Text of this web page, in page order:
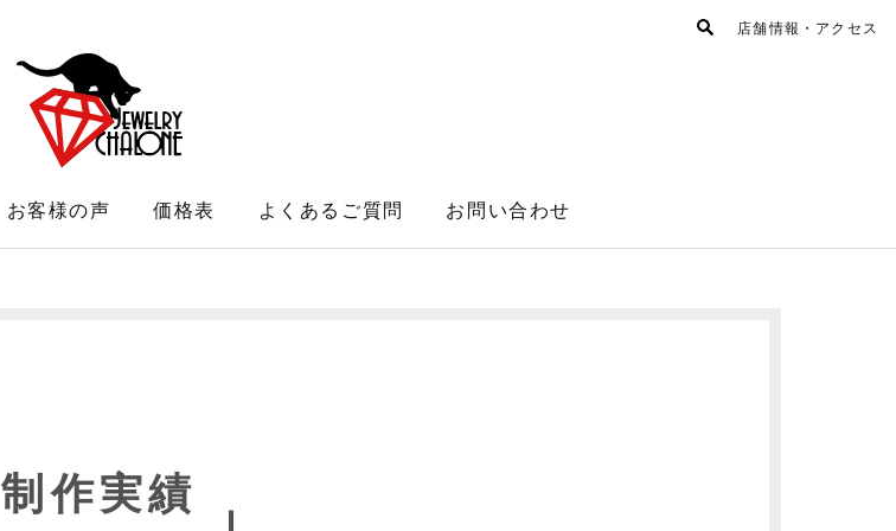
店舗情報・アクセス
お客様の声 価格表 よくあるご質問 お問い合わせ
制作実績